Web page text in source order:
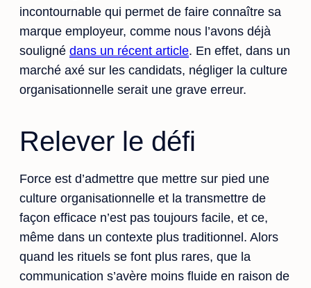
incontournable qui permet de faire connaître sa
marque employeur, comme nous l’avons déjà
souligné dans un récent article. En effet, dans un
marché axé sur les candidats, négliger la culture
organisationnelle serait une grave erreur.
Relever le défi
Force est d’admettre que mettre sur pied une
culture organisationnelle et la transmettre de
façon efficace n’est pas toujours facile, et ce,
même dans un contexte plus traditionnel. Alors
quand les rituels se font plus rares, que la
communication s’avère moins fluide en raison de